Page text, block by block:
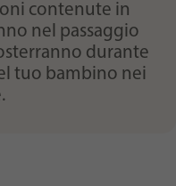
contenute in
nel passaggio
durante
tuo bambino nei